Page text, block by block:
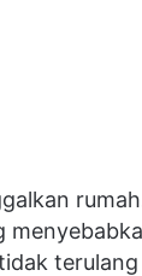
terulang